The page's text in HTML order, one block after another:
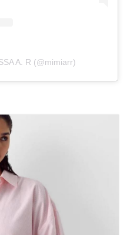
A. R (@mimiarr)